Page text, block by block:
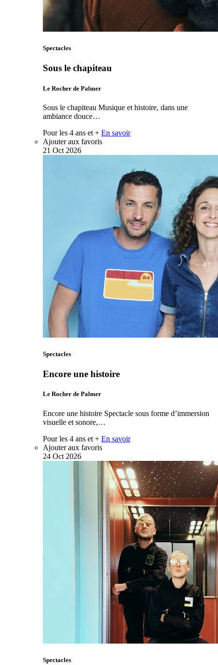
Spectacles
Sous le chapiteau
Le Rocher de Palmer
Sous le chapiteau Musique et histoire, dans une
ambiance douce…
Pour les 4 ans et + En savoir
Ajouter aux favoris
21 Oct 2026
Spectacles
Encore une histoire
Le Rocher de Palmer
Encore une histoire Spectacle sous forme d’immersion
visuelle et sonore,…
Pour les 4 ans et + En savoir
Ajouter aux favoris
24 Oct 2026
Spectacles